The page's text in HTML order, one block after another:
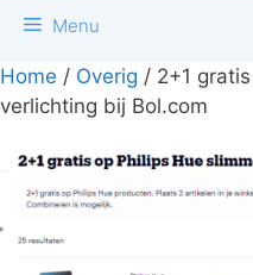
Menu
Home / Overig / 2+1
verlichting bij Bol.com